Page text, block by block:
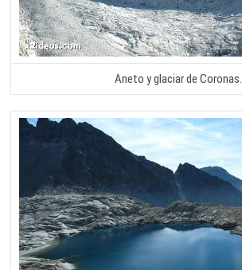
Aneto y glaciar de Coronas.